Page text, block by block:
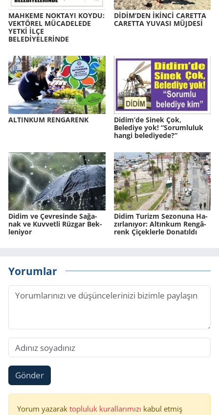
MAH­KE­ME NOK­TA­YI KOYDU:
VEK­TÖ­REL MÜ­CA­DE­LE­DE
YETKİ İLÇE
BELEDİYELERİNDE
DİDİM’DEN İKİNCİ CA­RET­TA
CA­RET­TA YU­VA­SI MÜJ­DESİ
AL­TIN­KUM REN­GA­RENK
Didim’de Sinek Çok,
Belediye yok! “Sorumluluk
hangi belediyede?”
Didim ve Çev­re­sin­de Sa­ğa­
nak ve Kuv­vet­li Rüz­gar Bek­
le­ni­yor
Didim Tu­rizm Se­zo­nu­na Ha­
zır­la­nı­yor: Al­tın­kum Ren­gâ­
renk Çi­çek­ler­le Do­na­tıl­dı
Yorumlar
Gönder
Yorum yazarak topluluk kurallarımızı kabul etmiş